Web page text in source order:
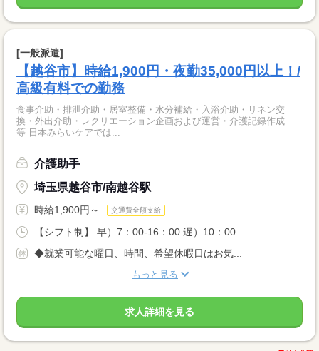
[一般派遣]
【越谷市】時給1,900円・夜勤35,000円以上！/
高級有料での勤務
食事介助・排泄介助・居室整備・水分補給・入浴介助・リネン交
換・外出介助・レクリエーション企画および運営・介護記録作成
等 日本みらいケアでは...
介護助手
埼玉県越谷市/南越谷駅
時給1,900円～ 交通費全額支給
【シフト制】 早）7：00-16：00 遅）10：00...
◆就業可能な曜日、時間、希望休暇日はお気...
もっと見る
求人詳細を見る